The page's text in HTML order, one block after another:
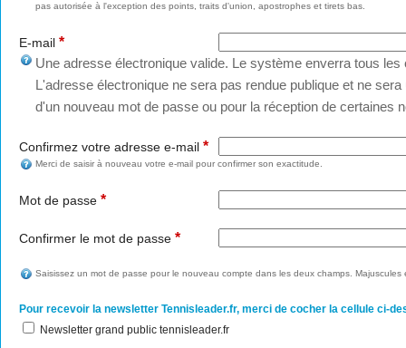
pas autorisée à l'exception des points, traits d'union, apostrophes et tirets bas.
E-mail *
Une adresse électronique valide. Le système enverra tous
L'adresse électronique ne sera pas rendue publique et ne
d'un nouveau mot de passe ou pour la réception de certaines
Confirmez votre adresse e-mail *
Merci de saisir à nouveau votre e-mail pour confirmer son exactitude.
Mot de passe *
Confirmer le mot de passe *
Saisissez un mot de passe pour le nouveau compte dans les deux champs. Majuscules
Pour recevoir la newsletter Tennisleader.fr, merci de cocher la cellule ci-
Newsletter grand public tennisleader.fr